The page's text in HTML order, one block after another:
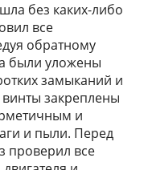
без каких-либо
все
обратному
были уложены
замыканий и
винты закреплены
и
и пыли. Перед
проверил все